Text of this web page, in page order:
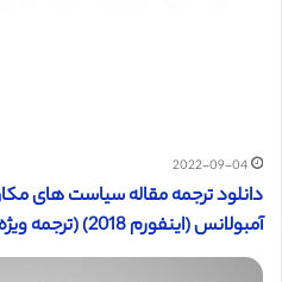
2022-09-04
دانلود ترجمه مقاله سیاست های
آمبولانس (اینفورم 2018) (ترجمه ویژه – طلایی